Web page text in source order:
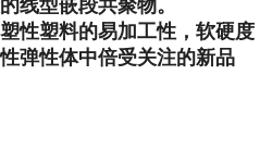
线型嵌段共聚物。
性塑料的易加工性，软硬度
弹性体中倍受关注的新品